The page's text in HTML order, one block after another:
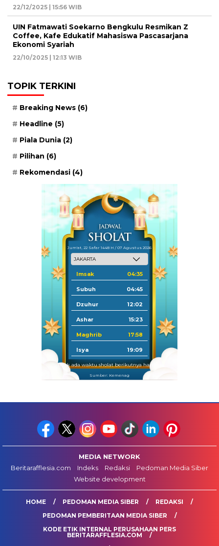
22/12/2025 | 15:56 WIB
UIN Fatmawati Soekarno Bengkulu Resmikan Z
Coffee, Kafe Edukatif Mahasiswa Pascasarjana
Ekonomi Syariah
22/10/2025 | 12:13 WIB
TOPIK TERKINI
Breaking News (6)
Headline (5)
Piala Dunia (2)
Pilihan (6)
Rekomendasi (4)
Jum'at, 22 Safar 1448 H / 07 Agustus 2026
Imsak 04:35
Subuh 04:45
Dzuhur 12:02
Ashar 15:23
Maghrib 17:58
Isya 19:09
Tidak ada waktu sholat berikutnya hari ini.
Sumber: Kemenag
MEDIA NETWORK
Beritarafflesia.com
Indeks Redaksi
Pedoman Media Siber
Website development
HOME PEDOMAN MEDIA SIBER
REDAKSI
PEDOMAN PEMBERITAAN MEDIA SIBER
KODE ETIK INTERNAL PERUSAHAAN PERS
BERITARAFFLESIA.COM